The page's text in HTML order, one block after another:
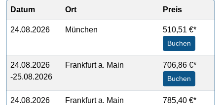
Datum Ort Preis
24.08.2026 München 510,51 €*
Buchen
24.08.2026
-25.08.2026
Frankfurt a. Main 706,86 €*
Buchen
24.08.2026
Frankfurt a. Main 785,40 €*